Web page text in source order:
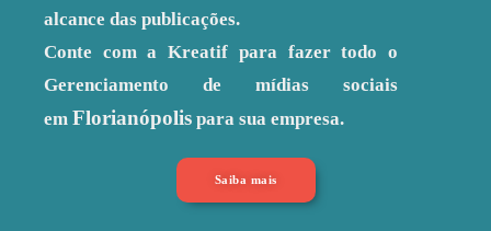
alcance das publicações.
Conte com a Kreatif para fazer todo o
Gerenciamento de mídias sociais
em Florianópolis para sua empresa.
Saiba mais